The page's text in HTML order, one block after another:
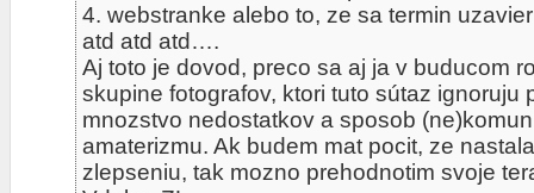
atd atd atd….
Aj toto je dovod, preco sa aj ja v buducom
skupine fotografov, ktori tuto sútaz ignoruju
mnozstvo nedostatkov a sposob
amaterizmu. Ak budem mat pocit, ze
zlepseniu, tak mozno prehodnotim svoje
Vdaka. ZL